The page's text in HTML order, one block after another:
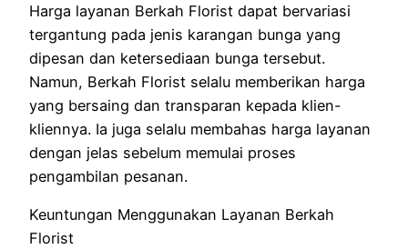
Harga layanan Berkah Florist dapat bervariasi
tergantung pada jenis karangan bunga yang
dipesan dan ketersediaan bunga tersebut.
Namun, Berkah Florist selalu memberikan harga
yang bersaing dan transparan kepada klien-
kliennya. Ia juga selalu membahas harga layanan
dengan jelas sebelum memulai proses
pengambilan pesanan.
Keuntungan Menggunakan Layanan Berkah
Florist